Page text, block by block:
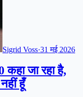
Sigrid Voss·31 मई 2026
जा रहा है,
हूँ